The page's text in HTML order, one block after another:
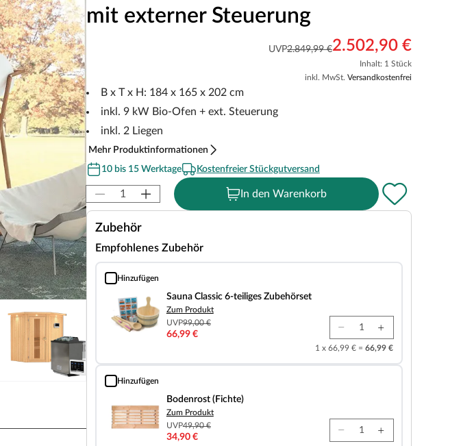
mit externer Steuerung
UVP2.849,99 €2.502,90 €
Inhalt: 1 Stück
inkl. MwSt. Versandkostenfrei
B x T x H: 184 x 165 x 202 cm
inkl. 9 kW Bio-Ofen + ext. Steuerung
inkl. 2 Liegen
Mehr Produktinformationen
10 bis 15 Werktage
Kostenfreier Stückgutversand
In den Warenkorb
Zubehör
Empfohlenes Zubehör
Hinzufügen
Sauna Classic 6-teiliges Zubehörset
Sauna Classic 6-teiliges Zubehörset
Zum Produkt
UVP99,00 €
66,99 €
1 x 66,99 € = 66,99 €
Hinzufügen
Bodenrost (Fichte)
Bodenrost (Fichte)
Zum Produkt
UVP49,90 €
34,90 €